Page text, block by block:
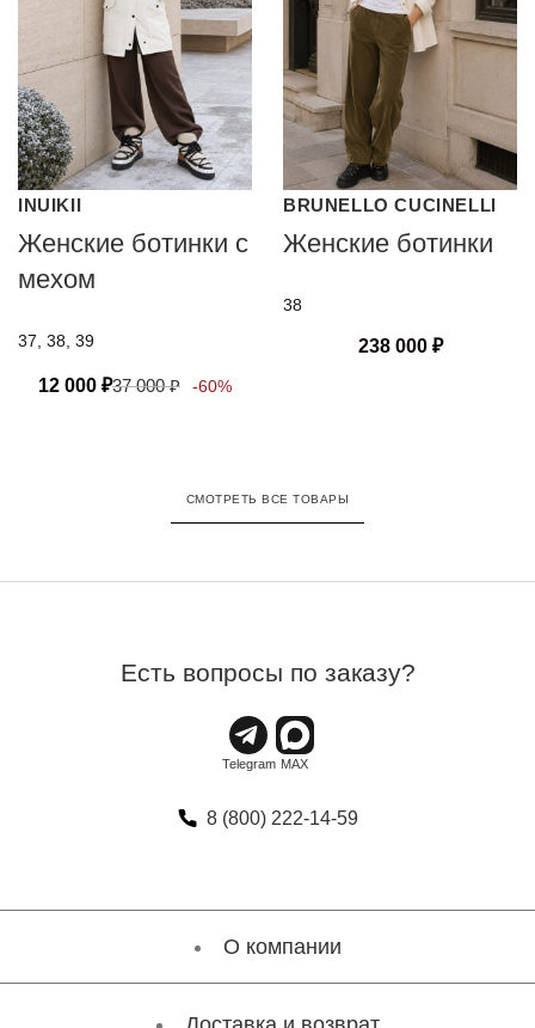
INUIKII
Женские ботинки с
мехом
37, 38, 39
12 000 ₽37 000₽ -60%
BRUNELLO CUCINELLI
Женские ботинки
38
238 000 ₽
СМОТРЕТЬ ВСЕ ТОВАРЫ
Есть вопросы по заказу?
8 (800) 222-14-59
О компании